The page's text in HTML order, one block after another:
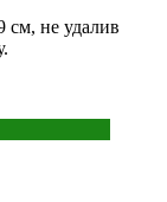
см, не удалив